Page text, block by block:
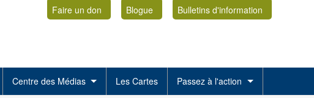
Faire un don Blogue
Bulletins d'information
Centre des Médias Les Cartes Passez à l'action